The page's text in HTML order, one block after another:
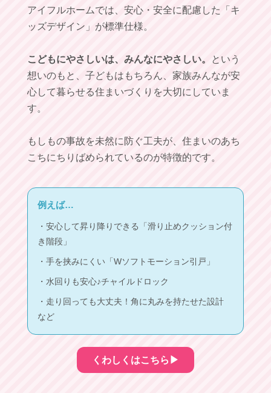
アイフルホームでは、安心・安全に配慮した「キ
ッズデザイン」が標準仕様。
こどもにやさしいは、みんなにやさしい。
という
想いのもと、子どもはもちろん、家族みんなが安
心して暮らせる住まいづくりを大切にしていま
す。
もしもの事故を未然に防ぐ工夫が、住まいのあち
こちにちりばめられているのが特徴的です。
例えば…
・安心して昇り降りできる「滑り止めクッション付
き階段」
・手を挟みにくい「Wソフトモーション引戸」
・水回りも安心♪チャイルドロック
・走り回っても大丈夫！角に丸みを持たせた設計
など
くわしくはこちら▶︎